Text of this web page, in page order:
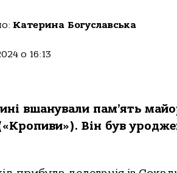
Катерина Богуславська
о 16:13
вшанували пам’ять
Він був